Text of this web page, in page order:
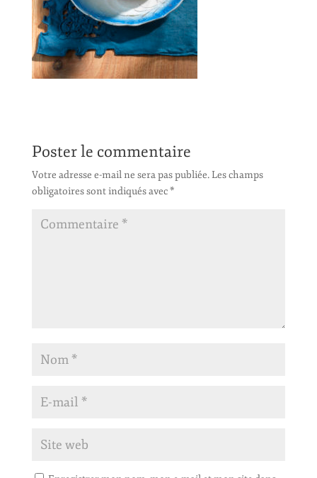
Poster le commentaire
Votre adresse e-mail ne sera pas publiée.Les champs
obligatoires sont indiqués avec*